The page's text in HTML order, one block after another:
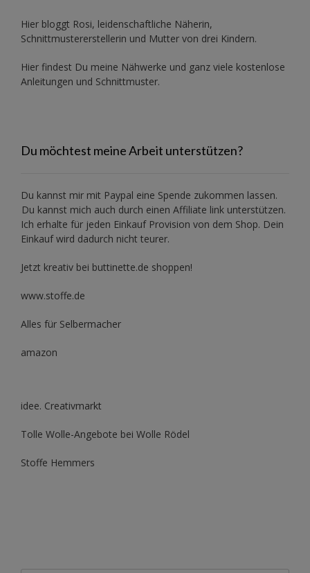
Hier bloggt Rosi, leidenschaftliche Näherin,
Schnittmustererstellerin und Mutter von drei Kindern.
Hier findest Du meine Nähwerke und ganz viele kostenlose
Anleitungen und Schnittmuster.
Du möchtest meine Arbeit unterstützen?
Du kannst mir mit Paypal eine Spende zukommen lassen.
Du kannst mich auch durch einen Affiliate link unterstützen.
Ich erhalte für jeden Einkauf Provision von dem Shop. Dein
Einkauf wird dadurch nicht teurer.
Jetzt kreativ bei buttinette.de shoppen!
www.stoffe.de
Alles für Selbermacher
amazon
idee. Creativmarkt
Tolle Wolle-Angebote bei Wolle Rödel
Stoffe Hemmers